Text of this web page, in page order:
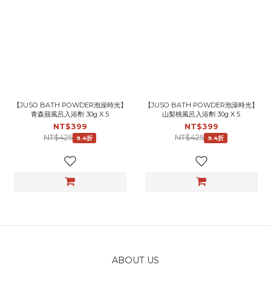
【JUSO BATH POWDER泡澡時光】
青森蘋風呂入浴劑 30g X 5
NT$399
NT$425
9.4折
【JUSO BATH POWDER泡澡時光】
山梨桃風呂入浴劑 30g X 5
NT$399
NT$425
9.4折
ABOUT US